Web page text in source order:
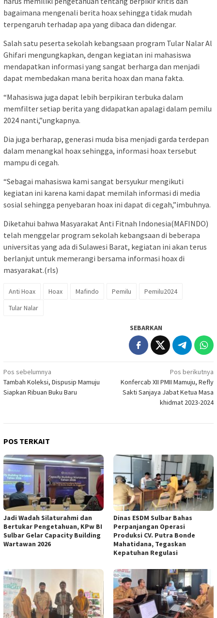
bagaimana mengenali berita hoax sehingga tidak mudah
terpengaruh terhadap apa yang dibaca dan didengar.
Salah satu peserta sekolah kebangsaan program Tular Nalar Al
Ghifari mengungkapkan, dengan kegiatan ini mahasiswa
mendapatkan informasi yang sangat berharga dan menjadi
dapat membedakan mana berita hoax dan mana fakta.
“Mahasiswa juga dapat lebih berpikiran terbuka dalam
memfilter setiap berita yang didapatkan apalagi dalam pemilu
2024 nanti,”ungkapnya.
Dia juga berharap, generasi muda bisa menjadi garda terdepan
dalam menangkal hoax sehingga, informasi hoax tersebut
mampu di cegah.
“Sebagai mahasiswa kami sangat bersyukur mengikuti
kegiatan ini karena kami dapat memilah informasi di media
sosial sehingga penyebaran hoax ini dapat di cegah,”imbuhnya.
Diketahui bahwa Masyarakat Anti Fitnah Indonesia(MAFINDO)
telah menggelar program sekolah kebangsaan di beberapa
universitas yang ada di Sulawesi Barat, kegiatan ini akan terus
berlanjut untuk memerangi bersama informasi hoax di
masyarakat.(rls)
Anti Hoax Hoax Mafindo Pemilu
Pemilu2024
Tular Nalar
SEBARKAN
Navigasi
pos
Pos sebelumnya
Tambah Koleksi, Dispusip Mamuju
Siapkan Ribuan Buku Baru
Pos berikutnya
Konfercab XII PMII Mamuju, Refly
Sakti Sanjaya Jabat Ketua Masa
khidmat 2023-2024
POS TERKAIT
Jadi Wadah Silaturahmi dan
Bertukar Pengetahuan, KPw BI
Sulbar Gelar Capacity Building
Wartawan 2026
Dinas ESDM Sulbar Bahas
Perpanjangan Operasi
Produksi CV. Putra Bonde
Mahatidana, Tegaskan
Kepatuhan Regulasi